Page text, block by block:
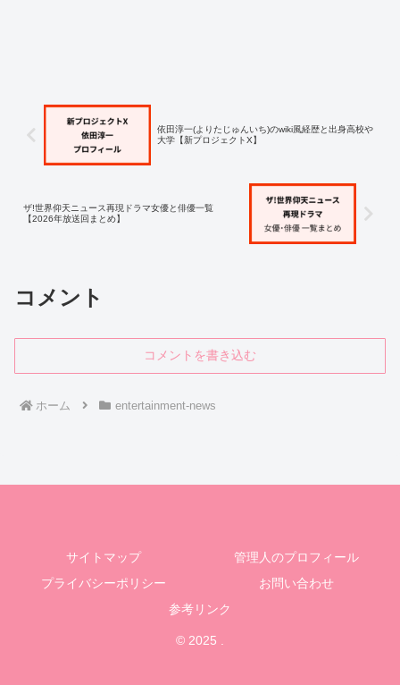
依田淳一(よりたじゅんいち)のwiki風経歴と出身高校や
大学【新プロジェクトX】
ザ!世界仰天ニュース再現ドラマ女優と俳優一覧
【2026年放送回まとめ】
コメント
コメントを書き込む
ホーム entertainment-news
サイトマップ
管理人のプロフィール
プライバシーポリシー
お問い合わせ
参考リンク
© 2025 .